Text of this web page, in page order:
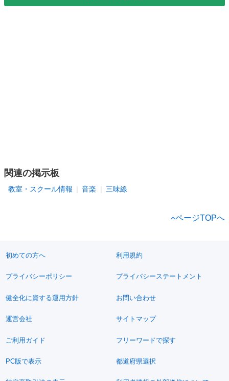
関連の掲示板
教室・スクール情報 音楽 三味線
ページTOPへ
初めての方へ 利用規約
プライバシーポリシー プライバシーステートメント
健全化に資する運用方針 お問い合わせ
運営会社 サイトマップ
ご利用ガイド フリーワードで探す
PC版で表示 都道府県選択